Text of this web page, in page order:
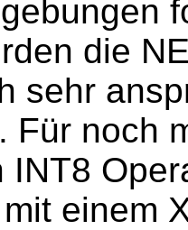
die
sehr
Für noch
INT8
einem